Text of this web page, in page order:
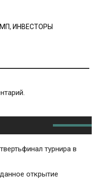
, ИНВЕСТОРЫ
турнира в
открытие